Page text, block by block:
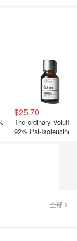
$25.70
The ordinary
92% Pal-Isoleucine
全部